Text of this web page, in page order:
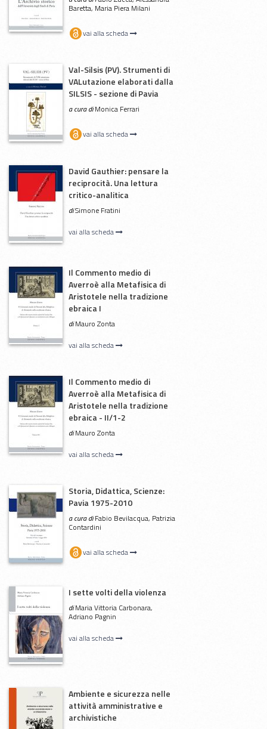
Baretta, Maria Piera Milani
vai alla scheda
Val-Silsis (PV). Strumenti di
VALutazione elaborati dalla
SILSIS - sezione di Pavia
a cura diMonica Ferrari
vai alla scheda
David Gauthier: pensare la
reciprocità. Una lettura
critico-analitica
diSimone Fratini
vai alla scheda
Il Commento medio di
Averroè alla Metafisica di
Aristotele nella tradizione
ebraica I
diMauro Zonta
vai alla scheda
Il Commento medio di
Averroè alla Metafisica di
Aristotele nella tradizione
ebraica - II/1-2
diMauro Zonta
vai alla scheda
Storia, Didattica, Scienze:
Pavia 1975-2010
a cura diFabio Bevilacqua, Patrizia
Contardini
vai alla scheda
I sette volti della violenza
diMaria Vittoria Carbonara,
Adriano Pagnin
vai alla scheda
Ambiente e sicurezza nelle
attività amministrative e
archivistiche